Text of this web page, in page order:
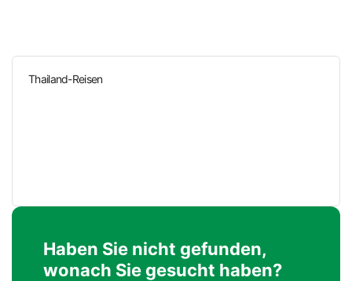
Thailand-Reisen
Haben Sie nicht gefunden,
wonach Sie gesucht haben?